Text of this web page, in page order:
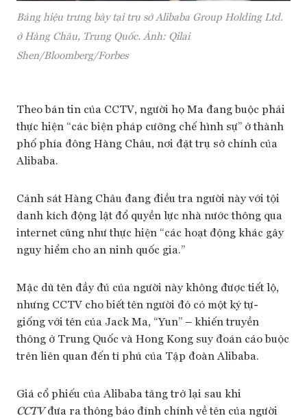
Bảng hiệu trưng bày tại trụ sở Alibaba Group Holding Ltd.
ở Hàng Châu, Trung Quốc. Ảnh: Qilai
Shen/Bloomberg/Forbes
Theo bản tin của CCTV, người họ Ma đang buộc phải
thực hiện “các biện pháp cưỡng chế hình sự” ở thành
phố phía đông Hàng Châu, nơi đặt trụ sở chính của
Alibaba.
Cảnh sát Hàng Châu đang điều tra người này với tội
danh kích động lật đổ quyền lực nhà nước thông qua
internet cũng như thực hiện “các hoạt động khác gây
nguy hiểm cho an ninh quốc gia.”
Mặc dù tên đầy đủ của người này không được tiết lộ,
nhưng CCTV cho biết tên người đó có một ký tự-
giống với tên của Jack Ma, “Yun” – khiến truyền
thông ở Trung Quốc và Hong Kong suy đoán cáo buộc
trên liên quan đến tỉ phú của Tập đoàn Alibaba.
Giá cổ phiếu của Alibaba tăng trở lại sau khi
CCTVđưa ra thông báo đính chính về tên của người